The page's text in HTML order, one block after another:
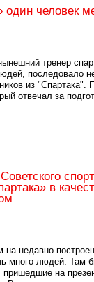
один человек
тренер
последовало
из
отвечал за
в
на недавно
много людей. Там
пришедшие на